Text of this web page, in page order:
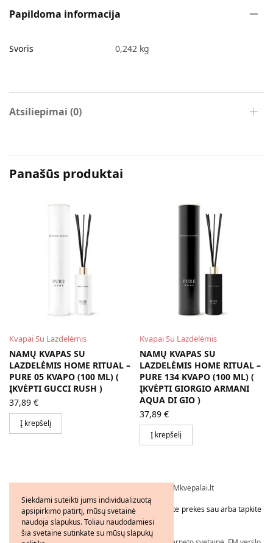
Papildoma informacija
Svoris 0,242 kg
Atsiliepimai (0)
Panašūs produktai
Kvapai Su Lazdelėmis
NAMŲ KVAPAS SU
LAZDELĖMIS HOME RITUAL –
PURE 05 KVAPO (100 ML) (
ĮKVĖPTI GUCCI RUSH )
37,89 €
Į krepšelį
Kvapai Su Lazdelėmis
NAMŲ KVAPAS SU
LAZDELĖMIS HOME RITUAL –
PURE 134 KVAPO (100 ML) (
ĮKVĖPTI GIORGIO ARMANI
AQUA DI GIO )
37,89 €
Į krepšelį
Visos teisės saugomos © 2026 - FMkvepalai.lt
Tapkite FMWorld verslo partneriu arba užsakykite prekes sau arba tapkite
platintoju!
Siekdami suteikti jums individualizuotą
apsipirkimo patirtį, mūsų svetainė
naudoja slapukus. Toliau naudodamiesi
šia svetaine sutinkate su mūsų slapukų